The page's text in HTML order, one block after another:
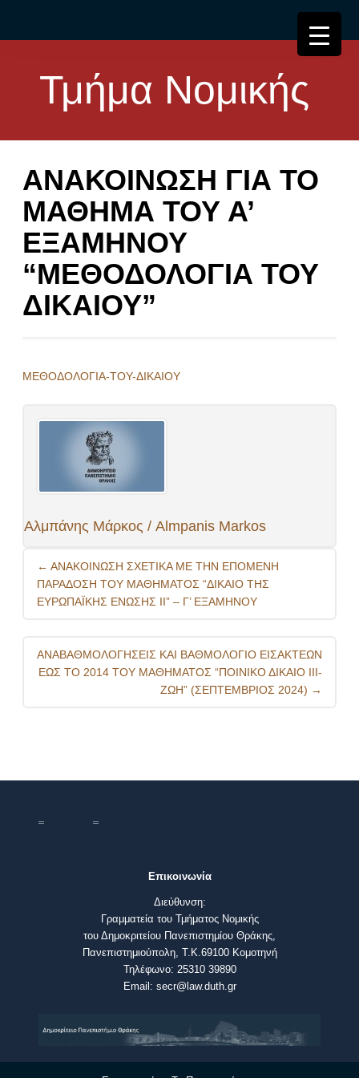
Τμήμα Νομικής
ΑΝΑΚΟΙΝΩΣΗ ΓΙΑ ΤΟ
ΜΑΘΗΜΑ ΤΟΥ Α’
ΕΞΑΜΗΝΟΥ
“ΜΕΘΟΔΟΛΟΓΙΑ ΤΟΥ
ΔΙΚΑΙΟΥ”
ΜΕΘΟΔΟΛΟΓΙΑ-ΤΟΥ-ΔΙΚΑΙΟΥ
Αλμπάνης Μάρκος / Almpanis Markos
Post
navigation
← ΑΝΑΚΟΙΝΩΣΗ ΣΧΕΤΙΚΑ ΜΕ ΤΗΝ ΕΠΟΜΕΝΗ
ΠΑΡΑΔΟΣΗ ΤΟΥ ΜΑΘΗΜΑΤΟΣ “ΔΙΚΑΙΟ ΤΗΣ
ΕΥΡΩΠΑΪΚΗΣ ΕΝΩΣΗΣ ΙΙ” – Γ’ ΕΞΑΜΗΝΟΥ
ΑΝΑΒΑΘΜΟΛΟΓΗΣΕΙΣ ΚΑΙ ΒΑΘΜΟΛΟΓΙΟ ΕΙΣΑΚΤΕΩΝ
ΕΩΣ ΤΟ 2014 ΤΟΥ ΜΑΘΗΜΑΤΟΣ “ΠΟΙΝΙΚΟ ΔΙΚΑΙΟ ΙΙΙ-
ΖΩΗ” (ΣΕΠΤΕΜΒΡΙΟΣ 2024) →
Επικοινωνία
Διεύθυνση:
Γραμματεία του Τμήματος Νομικής
του Δημοκριτείου Πανεπιστημίου Θράκης,
Πανεπιστημιούπολη, Τ.Κ.69100 Κομοτηνή
Τηλέφωνο: 25310 39890
Email: secr@law.duth.gr